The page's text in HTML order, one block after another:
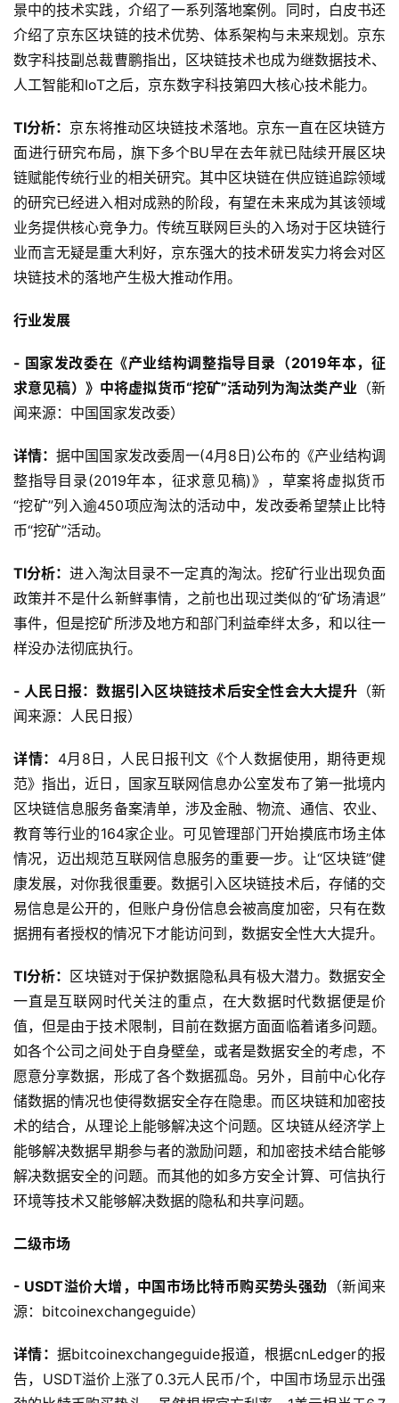
景中的技术实践，介绍了一系列落地案例。同时，白皮书还
介绍了京东区块链的技术优势、体系架构与未来规划。京东
数字科技副总裁曹鹏指出，区块链技术也成为继数据技术、
人工智能和IoT之后，京东数字科技第四大核心技术能力。
TI分析： 京东将推动区块链技术落地。京东一直在区块链方
面进行研究布局，旗下多个BU早在去年就已陆续开展区块
链赋能传统行业的相关研究。其中区块链在供应链追踪领域
的研究已经进入相对成熟的阶段，有望在未来成为其该领域
业务提供核心竞争力。传统互联网巨头的入场对于区块链行
业而言无疑是重大利好，京东强大的技术研发实力将会对区
块链技术的落地产生极大推动作用。
行业发展
- 国家发改委在《产业结构调整指导目录（2019年本，征
求意见稿）》中将虚拟货币“挖矿”活动列为淘汰类产业（新
闻来源：中国国家发改委）
详情：据中国国家发改委周一(4月8日)公布的《产业结构调
整指导目录(2019年本，征求意见稿)》，草案将虚拟货币
“挖矿”列入逾450项应淘汰的活动中，发改委希望禁止比特
币“挖矿”活动。
TI分析：进入淘汰目录不一定真的淘汰。挖矿行业出现负面
政策并不是什么新鲜事情，之前也出现过类似的“矿场清退”
事件，但是挖矿所涉及地方和部门利益牵绊太多，和以往一
样没办法彻底执行。
- 人民日报：数据引入区块链技术后安全性会大大提升（新
闻来源：人民日报）
详情： 4月8日，人民日报刊文《个人数据使用，期待更规
范》指出，近日，国家互联网信息办公室发布了第一批境内
区块链信息服务备案清单，涉及金融、物流、通信、农业、
教育等行业的164家企业。可见管理部门开始摸底市场主体
情况，迈出规范互联网信息服务的重要一步。让“区块链”健
康发展，对你我很重要。数据引入区块链技术后，存储的交
易信息是公开的，但账户身份信息会被高度加密，只有在数
据拥有者授权的情况下才能访问到，数据安全性大大提升。
TI分析： 区块链对于保护数据隐私具有极大潜力。数据安全
一直是互联网时代关注的重点，在大数据时代数据便是价
值，但是由于技术限制，目前在数据方面面临着诸多问题。
如各个公司之间处于自身壁垒，或者是数据安全的考虑，不
愿意分享数据，形成了各个数据孤岛。另外，目前中心化存
储数据的情况也使得数据安全存在隐患。而区块链和加密技
术的结合，从理论上能够解决这个问题。区块链从经济学上
能够解决数据早期参与者的激励问题，和加密技术结合能够
解决数据安全的问题。而其他的如多方安全计算、可信执行
环境等技术又能够解决数据的隐私和共享问题。
二级市场
- USDT溢价大增，中国市场比特币购买势头强劲 （新闻来
源：bitcoinexchangeguide）
详情： 据bitcoinexchangeguide报道，根据cnLedger的报
告，USDT溢价上涨了0.3元人民币/个，中国市场显示出强